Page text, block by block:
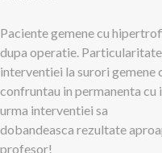
Paciente gemene cu
dupa operatie.
interventiei la surori gemene
confruntau in permanenta cu
urma interventiei sa
dobandeasca rezultate
profesor!